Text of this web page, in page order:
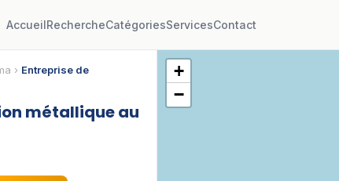
AccueilRechercheCatégoriesServicesContact
› Entreprise de
métallique au
+
−